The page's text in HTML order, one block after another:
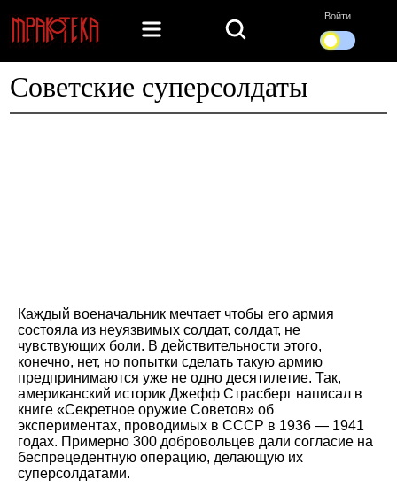
Войти
Советские суперсолдаты
Каждый военачальник мечтает чтобы его армия
состояла из неуязвимых солдат, солдат, не
чувствующих боли. В действительности этого,
конечно, нет, но попытки сделать такую армию
предпринимаются уже не одно десятилетие. Так,
американский историк Джефф Страсберг написал в
книге «Секретное оружие Советов» об
экспериментах, проводимых в СССР в 1936 — 1941
годах. Примерно 300 добровольцев дали согласие на
беспрецедентную операцию, делающую их
суперсолдатами.